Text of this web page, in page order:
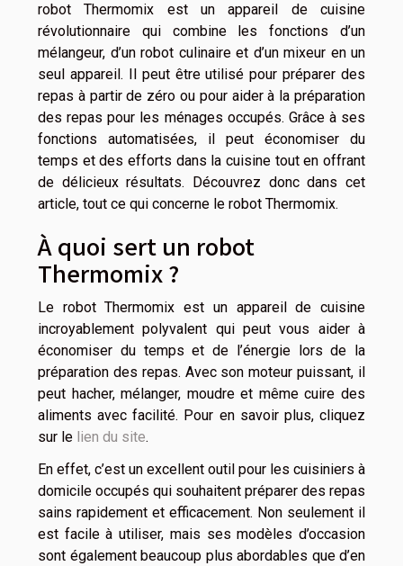
robot Thermomix est un appareil de cuisine
révolutionnaire qui combine les fonctions d’un
mélangeur, d’un robot culinaire et d’un mixeur en un
seul appareil. Il peut être utilisé pour préparer des
repas à partir de zéro ou pour aider à la préparation
des repas pour les ménages occupés. Grâce à ses
fonctions automatisées, il peut économiser du
temps et des efforts dans la cuisine tout en offrant
de délicieux résultats. Découvrez donc dans cet
article, tout ce qui concerne le robot Thermomix.
À quoi sert un robot
Thermomix ?
Le robot Thermomix est un appareil de cuisine
incroyablement polyvalent qui peut vous aider à
économiser du temps et de l’énergie lors de la
préparation des repas. Avec son moteur puissant, il
peut hacher, mélanger, moudre et même cuire des
aliments avec facilité. Pour en savoir plus, cliquez
sur le lien du site.
En effet, c’est un excellent outil pour les cuisiniers à
domicile occupés qui souhaitent préparer des repas
sains rapidement et efficacement. Non seulement il
est facile à utiliser, mais ses modèles d’occasion
sont également beaucoup plus abordables que d’en